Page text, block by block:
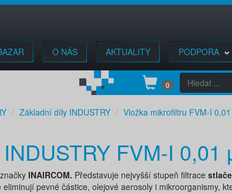
O NÁS AKTUALITY PODPORA
0
Základní díly INDUSTRY Vložka mikrofiltru FVM-I
FVM-I 0,01
INAIRCOM. Představuje nejvyšší stupeň filtrace
eliminují pevné částice, olejové aerosoly i mikroorganismy,